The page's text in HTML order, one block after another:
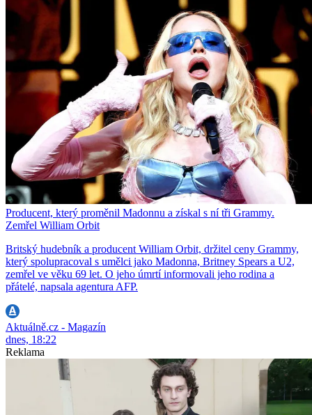
Producent, který proměnil Madonnu a získal s ní tři Grammy.
Zemřel William Orbit
Britský hudebník a producent William Orbit, držitel ceny Grammy,
který spolupracoval s umělci jako Madonna, Britney Spears a U2,
zemřel ve věku 69 let. O jeho úmrtí informovali jeho rodina a
přátelé, napsala agentura AFP.
Aktuálně.cz - Magazín
dnes, 18:22
Reklama